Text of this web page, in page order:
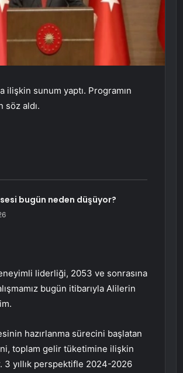
ilişkin sunum yaptı. Programın
söz aldı.
bugün neden düşüyor?
liderliği, 2053 ve sonrasına
bugün itibarıyla Alilerin
hazırlanma sürecini başlatan
toplam gelir tüketimine ilişkin
3 yıllık perspektifle 2024-2026